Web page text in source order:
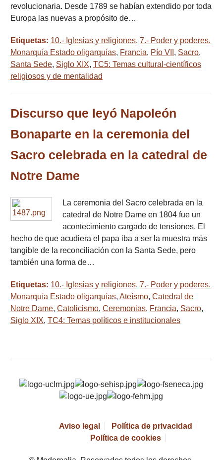
revolucionaria. Desde 1789 se habían extendido por toda
Europa las nuevas a propósito de…
Etiquetas: 10.- Iglesias y religiones, 7.- Poder y poderes.
Monarquía Estado oligarquías, Francia, Pío VII , Sacro,
Santa Sede, Siglo XIX, TC5: Temas cultural-científicos
religiosos y de mentalidad
Discurso que leyó Napoleón
Bonaparte en la ceremonia del
Sacro celebrada en la catedral de
Notre Dame
La ceremonia del Sacro celebrada en la
catedral de Notre Dame en 1804 fue un
acontecimiento cargado de tensiones. El
hecho de que acudiera el papa iba a ser la muestra más
tangible de la reconciliación con la Santa Sede, pero
también una forma de…
Etiquetas: 10.- Iglesias y religiones, 7.- Poder y poderes.
Monarquía Estado oligarquías, Ateísmo, Catedral de
Notre Dame, Catolicismo, Ceremonias, Francia, Sacro,
Siglo XIX, TC4: Temas políticos e institucionales
Aviso legal
Política de privacidad
Política de cookies